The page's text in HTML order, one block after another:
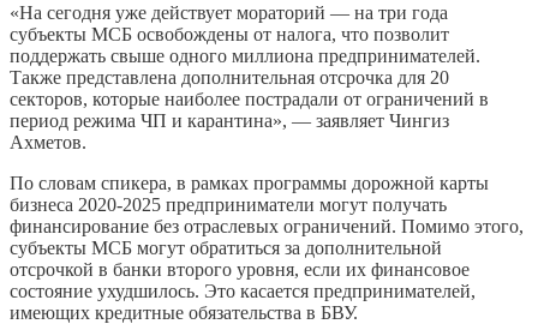
«На сегодня уже действует мораторий — на три года
субъекты МСБ освобождены от налога, что позволит
поддержать свыше одного миллиона предпринимателей.
Также представлена дополнительная отсрочка для 20
секторов, которые наиболее пострадали от ограничений в
период режима ЧП и карантина», — заявляет Чингиз
Ахметов.
По словам спикера, в рамках программы дорожной карты
бизнеса 2020-2025 предприниматели могут получать
финансирование без отраслевых ограничений. Помимо этого,
субъекты МСБ могут обратиться за дополнительной
отсрочкой в банки второго уровня, если их финансовое
состояние ухудшилось. Это касается предпринимателей,
имеющих кредитные обязательства в БВУ.